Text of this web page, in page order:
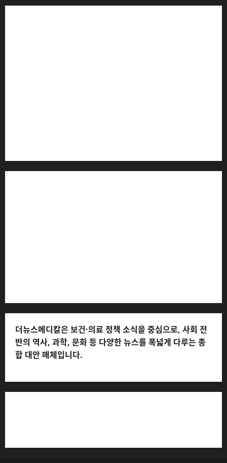
더뉴스메디칼은 보건·의료 정책 소식을 중심으로, 사회 전
반의 역사, 과학, 문화 등 다양한 뉴스를 폭넓게 다루는 종
합 대안 매체입니다.